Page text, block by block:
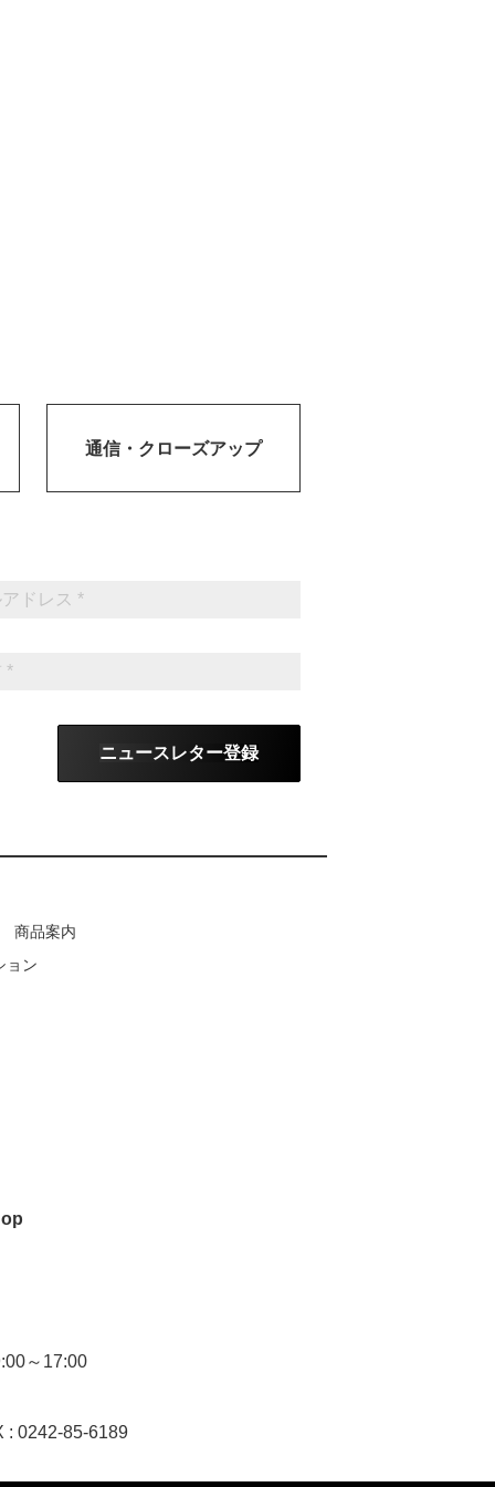
通信・ クローズアップ
ニュースレター登録
商品案内
ョン
～17:00
: 0242-85-6189